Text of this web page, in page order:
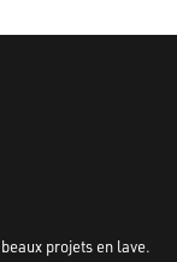
projets en lave.